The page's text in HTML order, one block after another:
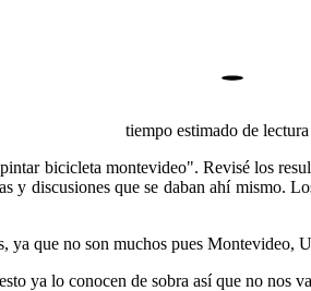
tiempo estimado de
bicicleta montevideo". Revisé los
discusiones que se daban ahí mismo.
que no son muchos pues
ya lo conocen de sobra así que no nos